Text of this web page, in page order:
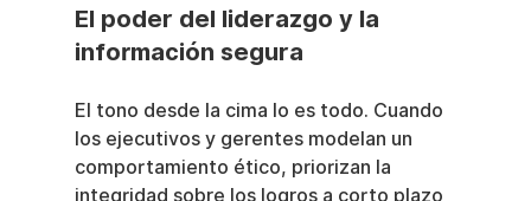
El poder del liderazgo y la
información segura
El tono desde la cima lo es todo. Cuando
los ejecutivos y gerentes modelan un
comportamiento ético, priorizan la
integridad sobre los logros a corto plazo